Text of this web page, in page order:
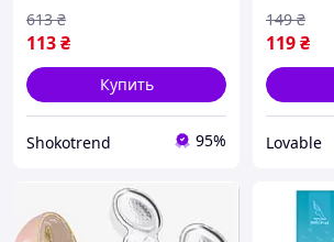
113₴
613 ₴
Купить
Shokotrend 95%
119₴
149 ₴
Lovable